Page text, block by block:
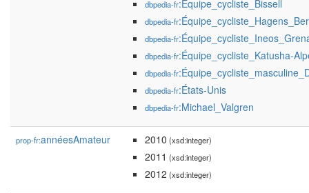
dbpedia-fr:Équipe_cycliste_Bissell
dbpedia-fr
dbpedia-fr
dbpedia-fr:Équipe_cycliste_Katusha-
dbpedia-fr
dbpedia-fr:États-Unis
dbpedia-fr:Michael_Valgren
prop-fr:annéesAmateur 2010 (xsd:integer)
2011 (xsd:integer)
2012 (xsd:integer)